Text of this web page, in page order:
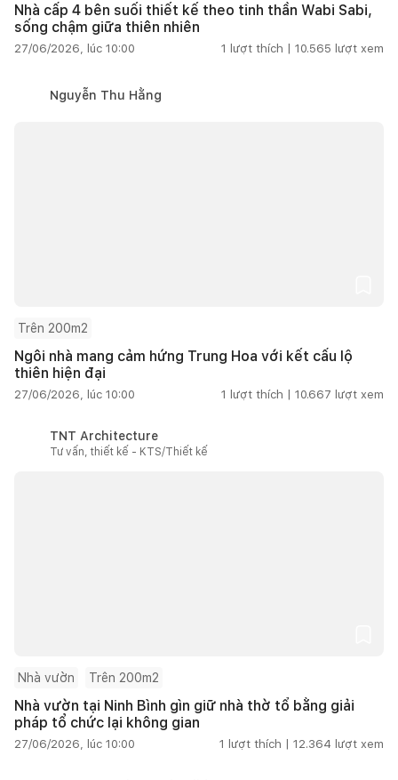
Nhà cấp 4 bên suối thiết kế theo tinh thần Wabi Sabi,
sống chậm giữa thiên nhiên
27/06/2026, lúc 10:00 1 lượt thích | 10.565 lượt xem
Nguyễn Thu Hằng
Trên 200m2
Ngôi nhà mang cảm hứng Trung Hoa với kết cấu lộ
thiên hiện đại
27/06/2026, lúc 10:00 1 lượt thích | 10.667 lượt xem
TNT Architecture
Tư vấn, thiết kế - KTS/Thiết kế
Nhà vườn Trên 200m2
Nhà vườn tại Ninh Bình gìn giữ nhà thờ tổ bằng giải
pháp tổ chức lại không gian
27/06/2026, lúc 10:00 1 lượt thích | 12.364 lượt xem